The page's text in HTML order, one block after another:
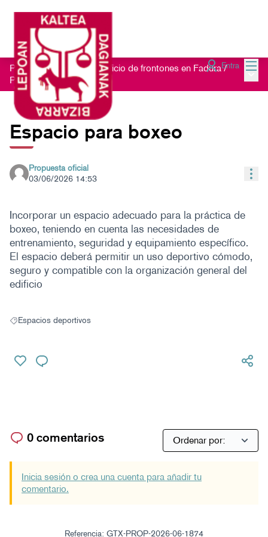
Entra
Proceso participativo edificio de frontones en Fadura /
Propuestas
Espacio para boxeo
Propuesta oficial
03/06/2026 14:53
Incorporar un espacio adecuado para la práctica de
boxeo, teniendo en cuenta las necesidades de
entrenamiento, seguridad y equipamiento específico.
El espacio deberá permitir un uso deportivo cómodo,
seguro y compatible con la organización general del
edificio
Resultados al filtrar por: Espacios deportivos
Espacios deportivos
0 comentarios
Inicia sesión o crea una cuenta para añadir tu
comentario.
Referencia: GTX-PROP-2026-06-1874